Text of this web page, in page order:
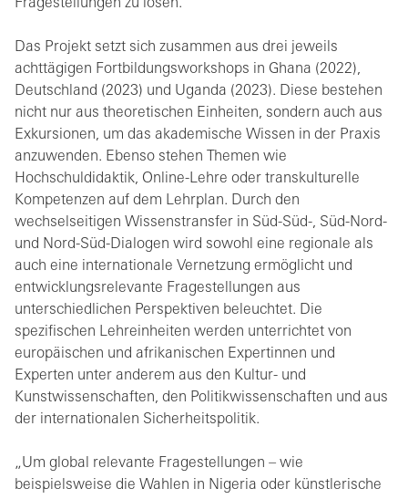
Fragestellungen zu lösen.
Das Projekt setzt sich zusammen aus drei jeweils
achttägigen Fortbildungsworkshops in Ghana (2022),
Deutschland (2023) und Uganda (2023). Diese bestehen
nicht nur aus theoretischen Einheiten, sondern auch aus
Exkursionen, um das akademische Wissen in der Praxis
anzuwenden. Ebenso stehen Themen wie
Hochschuldidaktik, Online-Lehre oder transkulturelle
Kompetenzen auf dem Lehrplan. Durch den
wechselseitigen Wissenstransfer in Süd-Süd-, Süd-Nord-
und Nord-Süd-Dialogen wird sowohl eine regionale als
auch eine internationale Vernetzung ermöglicht und
entwicklungsrelevante Fragestellungen aus
unterschiedlichen Perspektiven beleuchtet. Die
spezifischen Lehreinheiten werden unterrichtet von
europäischen und afrikanischen Expertinnen und
Experten unter anderem aus den Kultur- und
Kunstwissenschaften, den Politikwissenschaften und aus
der internationalen Sicherheitspolitik.
„Um global relevante Fragestellungen – wie
beispielsweise die Wahlen in Nigeria oder künstlerische